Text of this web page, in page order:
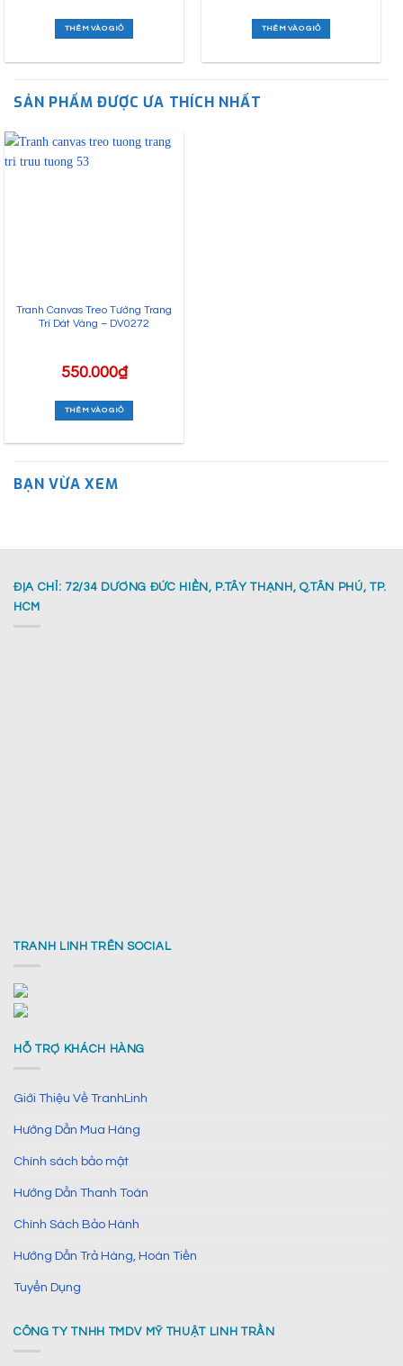
THÊM VÀO GIỎ THÊM VÀO GIỎ
SẢN PHẨM ĐƯỢC ƯA THÍCH NHẤT
Tranh Canvas Treo Tường Trang
Trí Dát Vàng – DV0272
550.000₫
THÊM VÀO GIỎ
BẠN VỪA XEM
ĐỊA CHỈ: 72/34 DƯƠNG ĐỨC HIỀN, P.TÂY THẠNH, Q.TÂN PHÚ, TP.
HCM
TRANH LINH TRÊN SOCIAL
HỖ TRỢ KHÁCH HÀNG
Giới Thiệu Về TranhLinh
Hướng Dẫn Mua Hàng
Chính sách bảo mật
Hướng Dẫn Thanh Toán
Chính Sách Bảo Hành
Hướng Dẫn Trả Hàng, Hoàn Tiền
Tuyển Dụng
CÔNG TY TNHH TMDV MỸ THUẬT LINH TRẦN